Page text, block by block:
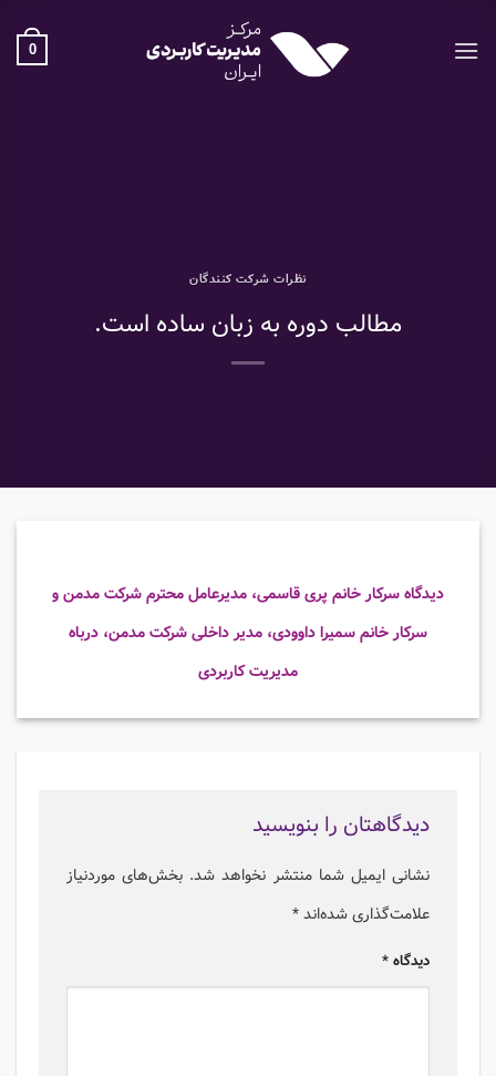
content
0
نظرات شرکت کنندگان
مطالب دوره به زبان ساده است.
دیدگاه سرکار خانم پری قاسمی، مدیرعامل محترم شرکت مدمن و
سرکار خانم سمیرا داوودی، مدیر داخلی شرکت مدمن، درباه
مدیریت کاربردی
دیدگاهتان را بنویسید
نشانی ایمیل شما منتشر نخواهد شد. بخش‌های موردنیاز
علامت‌گذاری شده‌اند*
دیدگاه *